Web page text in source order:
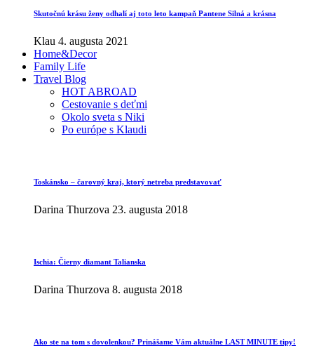
Skutočnú krásu ženy odhalí aj toto leto kampaň Pantene Silná a krásna
Klau 4. augusta 2021
Home&Decor
Family Life
Travel Blog
HOT ABROAD
Cestovanie s deťmi
Okolo sveta s Niki
Po európe s Klaudi
Toskánsko – čarovný kraj, ktorý netreba predstavovať
Darina Thurzova 23. augusta 2018
Ischia: Čierny diamant Talianska
Darina Thurzova 8. augusta 2018
Ako ste na tom s dovolenkou? Prinášame Vám aktuálne LAST MINUTE tipy!